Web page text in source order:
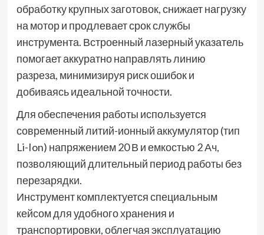
обработку крупных заготовок, снижает нагрузку
на мотор и продлевает срок службы
инструмента. Встроенный лазерный указатель
помогает аккуратно направлять линию
разреза, минимизируя риск ошибок и
добиваясь идеальной точности.
Для обеспечения работы используется
современный литий-ионный аккумулятор (тип
Li-Ion) напряжением 20 В и емкостью 2 Ач,
позволяющий длительный период работы без
перезарядки.
Инструмент комплектуется специальным
кейсом для удобного хранения и
транспортировки, облегчая эксплуатацию